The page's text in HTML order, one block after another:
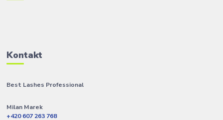
Kontakt
Best Lashes Professional
Milan Marek
+420 607 263 768